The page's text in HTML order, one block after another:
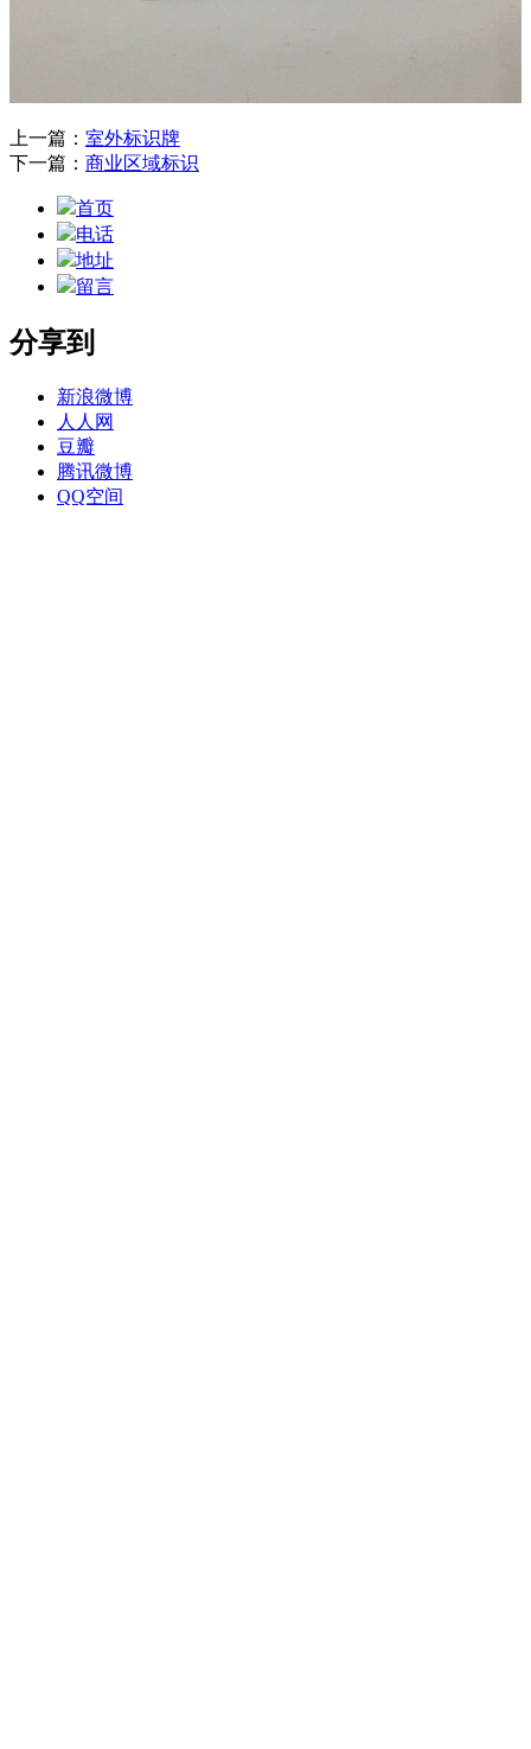
上一篇： 室外标识牌
下一篇： 商业区域标识
首页
电话
地址
留言
分享到
新浪微博
人人网
豆瓣
腾讯微博
QQ空间